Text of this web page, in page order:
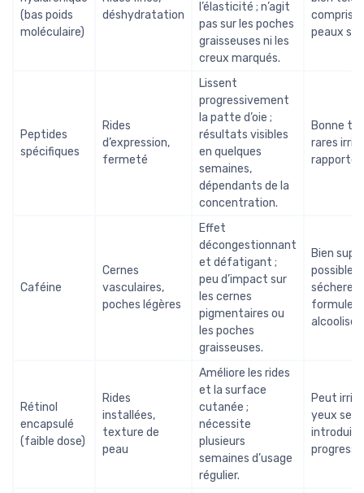
(bas poids
moléculaire)
déshydratation
l’élasticité ; n’agit
pas sur les poches
graisseuses ni les
creux marqués.
compris
peaux
Peptides
spécifiques
Rides
d’expression,
fermeté
Lissent
progressivement
la patte d’oie ;
résultats visibles
en quelques
semaines,
dépendants de la
concentration.
Bonne
rares
Caféine
Cernes
vasculaires,
poches légères
Effet
décongestionnant
et défatigant ;
peu d’impact sur
les cernes
pigmentaires ou
les poches
graisseuses.
Bien
possible
formule
Rétinol
encapsulé
(faible dose)
Rides
installées,
texture de
peau
Améliore les rides
et la surface
cutanée ;
nécessite
plusieurs
semaines d’usage
régulier.
Peut
yeux
introduire